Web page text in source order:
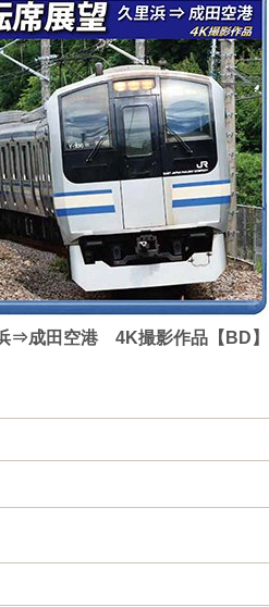
⇒成田空港 4K撮影作品【BD】